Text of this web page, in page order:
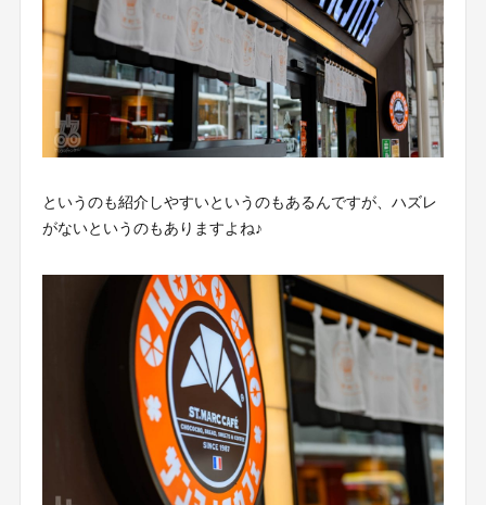
というのも紹介しやすいというのもあるんですが、ハズレ
がないというのもありますよね♪